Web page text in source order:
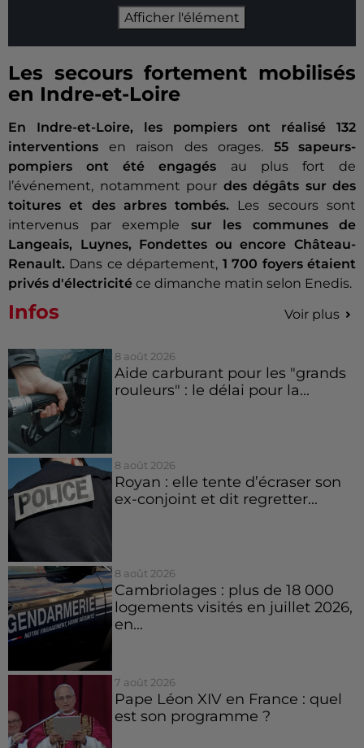
Afficher l'élément
Les secours fortement mobilisés
en Indre-et-Loire
En Indre-et-Loire, les pompiers ont réalisé 132
interventions en raison des orages. 55 sapeurs-
pompiers ont été engagés au plus fort de
l’événement, notamment pour des dégâts sur des
toitures et des arbres tombés. Les secours sont
intervenus par exemple sur les communes de
Langeais, Luynes, Fondettes ou encore Château-
Renault. Dans ce département, 1 700 foyers étaient
privés d'électricité ce dimanche matin selon Enedis.
Infos Voir plus
8 août 2026
Aide carburant pour les "grands
rouleurs" : le délai pour la...
8 août 2026
Royan : elle tente d’écraser son
ex-conjoint et dit regretter...
8 août 2026
Cambriolages : plus de 18 000
logements visités en juillet 2026,
en...
7 août 2026
Pape Léon XIV en France : quel
est son programme ?